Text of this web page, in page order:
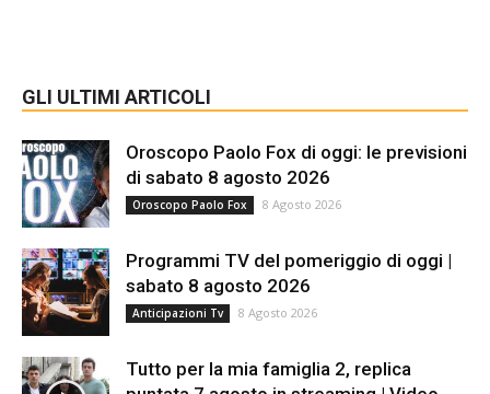
GLI ULTIMI ARTICOLI
Oroscopo Paolo Fox di oggi: le previsioni
di sabato 8 agosto 2026
Oroscopo Paolo Fox 8 Agosto 2026
Programmi TV del pomeriggio di oggi |
sabato 8 agosto 2026
Anticipazioni Tv 8 Agosto 2026
Tutto per la mia famiglia 2, replica